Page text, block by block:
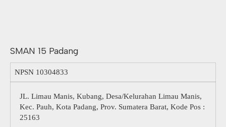
SMAN 15 Padang
NPSN 10304833
JL. Limau Manis, Kubang, Desa/Kelurahan Limau Manis,
Kec. Pauh, Kota Padang, Prov. Sumatera Barat, Kode Pos :
25163